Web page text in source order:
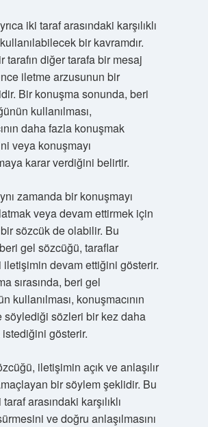
iki taraf arasındaki karşılıklı
bir kavramdır.
tarafın diğer tarafa bir mesaj
iletme arzusunun bir
Bir konuşma sonunda, beri
kullanılması,
daha fazla konuşmak
veya konuşmayı
karar verdiğini belirtir.
zamanda bir konuşmayı
veya devam ettirmek için
sözcük de olabilir. Bu
gel sözcüğü, taraflar
iletişimin devam ettiğini gösterir.
sırasında, beri gel
kullanılması, konuşmacının
söylediği sözleri bir kez daha
istediğini gösterir.
iletişimin açık ve anlaşılır
bir söylem şeklidir. Bu
arasındaki karşılıklı
ve doğru anlaşılmasını